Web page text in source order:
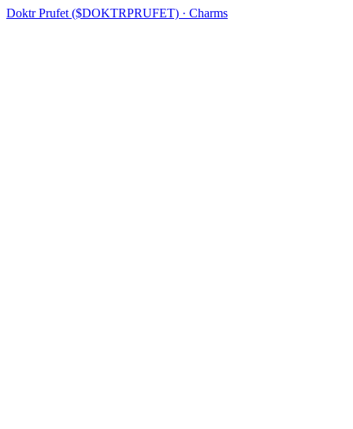
Doktr Prufet ($DOKTRPRUFET) · Charms